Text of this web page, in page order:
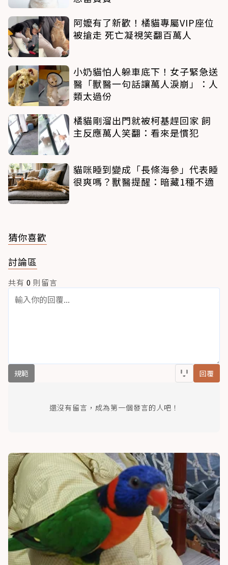
阿嬤有了新歡！橘貓專屬VIP座位
被搶走 死亡凝視笑翻百萬人
小奶貓怕人躲車底下！女子緊急送
醫「獸醫一句話讓萬人淚崩」：人
類太過份
橘貓剛溜出門就被柯基趕回家 飼
主反應萬人笑翻：看來是慣犯
貓咪睡到變成「長條海參」代表睡
很爽嗎？獸醫提醒：暗藏1種不適
猜你喜歡
討論區
共有 0 則留言
規範 回覆
還沒有留言，成為第一個發言的人吧！